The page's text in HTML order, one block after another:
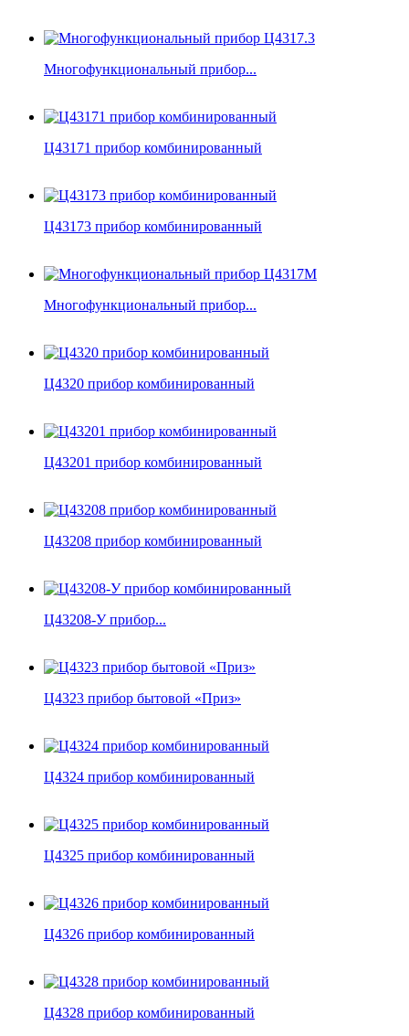
Многофункциональный прибор...
Ц43171 прибор комбинированный
Ц43173 прибор комбинированный
Многофункциональный прибор...
Ц4320 прибор комбинированный
Ц43201 прибор комбинированный
Ц43208 прибор комбинированный
Ц43208-У прибор...
Ц4323 прибор бытовой «Приз»
Ц4324 прибор комбинированный
Ц4325 прибор комбинированный
Ц4326 прибор комбинированный
Ц4328 прибор комбинированный